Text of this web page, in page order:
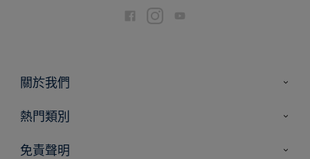
關於我們
聯絡我們
熱門類別
尋找顏色
免責聲明